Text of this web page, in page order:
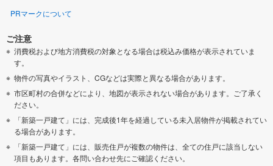
PRマークについて
ご注意
消費税および地方消費税の対象となる場合は税込み価格が表示されていま
す。
物件の写真やイラスト、CGなどは実際と異なる場合があります。
市区町村の合併などにより、地図が表示されない場合があります。ご了承く
ださい。
「新築一戸建て」には、完成後1年を経過している未入居物件が掲載されてい
る場合があります。
「新築一戸建て」には、販売住戸が複数の物件は、全ての住戸に該当しない
項目もあります。各問い合わせ先にご確認ください。